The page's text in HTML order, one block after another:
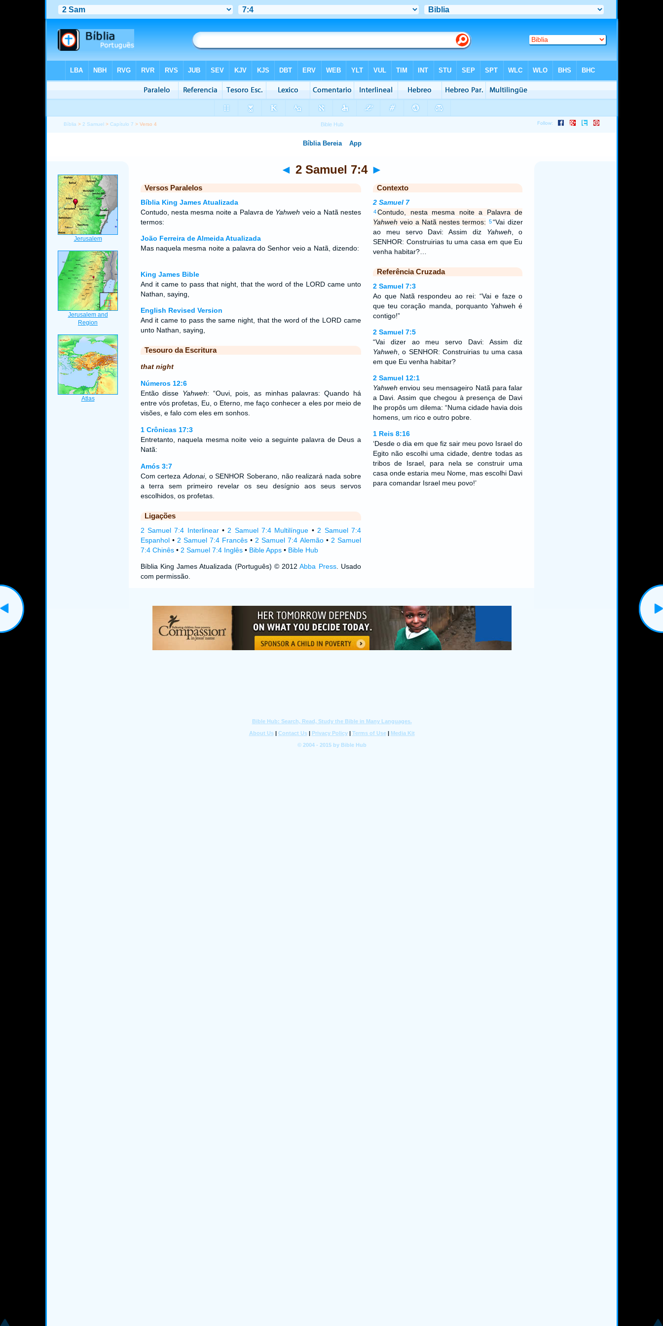
Bíblia > 2 Samuel >Capítulo 7 > Verso 4
◄ 2 Samuel 7:4 ►
Versos Paralelos
Bíblia King James Atualizada
Contudo, nesta mesma noite a Palavra de Yahweh veio a Natã nestes
termos:
João Ferreira de Almeida Atualizada
Mas naquela mesma noite a palavra do Senhor veio a Natã, dizendo:
King James Bible
And it came to pass that night, that the word of the LORD came unto
Nathan, saying,
English Revised Version
And it came to pass the same night, that the word of the LORD came
unto Nathan, saying,
Tesouro da Escritura
that night
Números 12:6
Então disse Yahweh: “Ouvi, pois, as minhas palavras: Quando há
entre vós profetas, Eu, o Eterno, me faço conhecer a eles por meio de
visões, e falo com eles em sonhos.
1 Crônicas 17:3
Entretanto, naquela mesma noite veio a seguinte palavra de Deus a
Natã:
Amós 3:7
Com certeza Adonai, o SENHOR Soberano, não realizará nada sobre
a terra sem primeiro revelar os seu desígnio aos seus servos
escolhidos, os profetas.
Ligações
2 Samuel 7:4 Interlinear• 2 Samuel 7:4 Multilíngue • 2 Samuel 7:4
Espanhol• 2 Samuel 7:4 Francês • 2 Samuel 7:4 Alemão• 2 Samuel
7:4 Chinês• 2 Samuel 7:4 Inglês• Bible Apps• Bible Hub
Bíblia King James Atualizada (Português) © 2012Abba Press. Usado
com permissão.
Contexto
2 Samuel 7
4Contudo, nesta mesma noite a Palavra de
Yahweh veio a Natã nestes termos: 5 “Vai dizer
ao meu servo Davi: Assim diz Yahweh , o
SENHOR: Construirias tu uma casa em que Eu
venha habitar?…
Referência Cruzada
2 Samuel 7:3
Ao que Natã respondeu ao rei: “Vai e faze o
que teu coração manda, porquanto Yahweh é
contigo!”
2 Samuel 7:5
“Vai dizer ao meu servo Davi: Assim diz
Yahweh , o SENHOR: Construirias tu uma casa
em que Eu venha habitar?
2 Samuel 12:1
Yahweh enviou seu mensageiro Natã para falar
a Davi. Assim que chegou à presença de Davi
lhe propôs um dilema: “Numa cidade havia dois
homens, um rico e outro pobre.
1 Reis 8:16
‘Desde o dia em que fiz sair meu povo Israel do
Egito não escolhi uma cidade, dentre todas as
tribos de Israel, para nela se construir uma
casa onde estaria meu Nome, mas escolhi Davi
para comandar Israel meu povo!’